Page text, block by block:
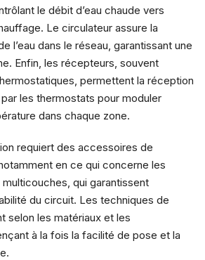
le débit d’eau chaude vers
Le circulateur assure la
l’eau dans le réseau, garantissant une
Enfin, les récepteurs, souvent
permettent la réception
les thermostats pour moduler
dans chaque zone.
requiert des accessoires de
en ce qui concerne les
qui garantissent
du circuit. Les techniques de
selon les matériaux et les
à la fois la facilité de pose et la